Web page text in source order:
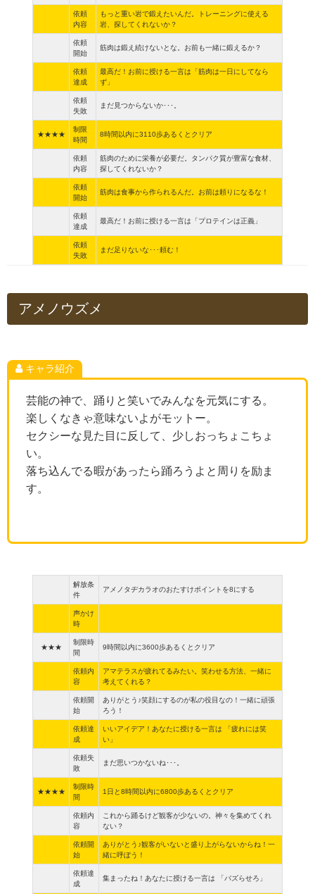
依頼
内容
もっと重い岩で鍛えたいんだ。トレーニングに使える
岩、探してくれないか？
依頼
開始
筋肉は鍛え続けないとな。お前も一緒に鍛えるか？
依頼
達成
最高だ！お前に授ける一言は「筋肉は一日にしてなら
ず」
依頼
失敗
まだ見つからないか･･･。
★★★★
制限
時間
8時間以内に3110歩あるくとクリア
依頼
内容
筋肉のために栄養が必要だ。タンパク質が豊富な食材、
探してくれないか？
依頼
開始
筋肉は食事から作られるんだ。お前は頼りになるな！
依頼
達成
最高だ！お前に授ける一言は「プロテインは正義」
依頼
失敗
まだ足りないな･･･頼む！
アメノウズメ
キャラ紹介
芸能の神で、踊りと笑いでみんなを元気にする。
楽しくなきゃ意味ないよがモットー。
セクシーな見た目に反して、少しおっちょこちょ
い。
落ち込んでる暇があったら踊ろうよと周りを励ま
す。
解放条
件
アメノタヂカラオのおたすけポイントを8にする
声かけ
時
★★★
制限時
間
9時間以内に3600歩あるくとクリア
依頼内
容
アマテラスが疲れてるみたい。笑わせる方法、一緒に
考えてくれる？
依頼開
始
ありがとう♪笑顔にするのが私の役目なの！一緒に頑張
ろう！
依頼達
成
いいアイデア！あなたに授ける一言は 「疲れには笑
い」
依頼失
敗
まだ思いつかないね･･･。
★★★★
制限時
間
1日と8時間以内に6800歩あるくとクリア
依頼内
容
これから踊るけど観客が少ないの。神々を集めてくれ
ない？
依頼開
始
ありがとう♪観客がいないと盛り上がらないからね！一
緒に呼ぼう！
依頼達
成
集まったね！あなたに授ける一言は 「バズらせろ」